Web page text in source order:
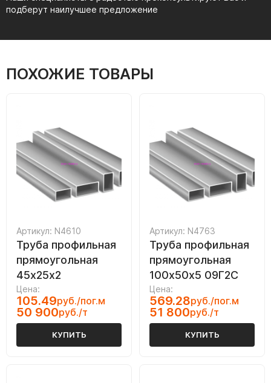
подберут наилучшее предложение
ПОХОЖИЕ ТОВАРЫ
Артикул: N4610
Труба профильная
прямоугольная
45х25х2
Цена:
105.49руб./пог.м
50 900руб./т
КУПИТЬ
Артикул: N4763
Труба профильная
прямоугольная
100х50х5 09Г2С
Цена:
569.28руб./пог.м
51 800руб./т
КУПИТЬ